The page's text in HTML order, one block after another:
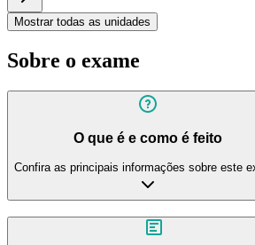
Mostrar todas as unidades
Sobre o exame
O que é e como é feito
Confira as principais informações sobre este